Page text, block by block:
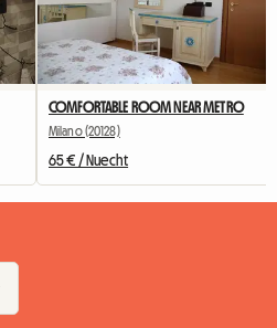
COMFORTABLE ROOM NEAR METRO
Milano (20128)
65 € / Nuecht